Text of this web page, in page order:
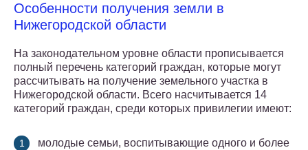
Особенности получения земли в
Нижегородской области
На законодательном уровне области прописывается
полный перечень категорий граждан, которые могут
рассчитывать на получение земельного участка в
Нижегородской области. Всего насчитывается 14
категорий граждан, среди которых привилегии имеют:
молодые семьи, воспитывающие одного и более